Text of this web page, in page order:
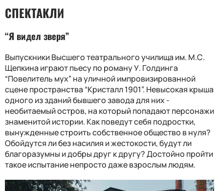
СПЕКТАКЛИ
“Я видел зверя”
Выпускники Высшего театрального училища им. М.С.
Щепкина играют пьесу по роману У. Голдинга
“Повелитель мух” на уличной импровизированной
сцене пространства “Кристалл 1901”. Невысокая крыша
одного из зданий бывшего завода для них -
необитаемый остров, на который попадают персонажи
знаменитой истории. Как поведут себя подростки,
вынужденные строить собственное общество в нуля?
Обойдутся ли без насилия и жестокости, будут ли
благоразумны и добры друг к другу? Достойно пройти
такое испытание непросто даже взрослым людям.